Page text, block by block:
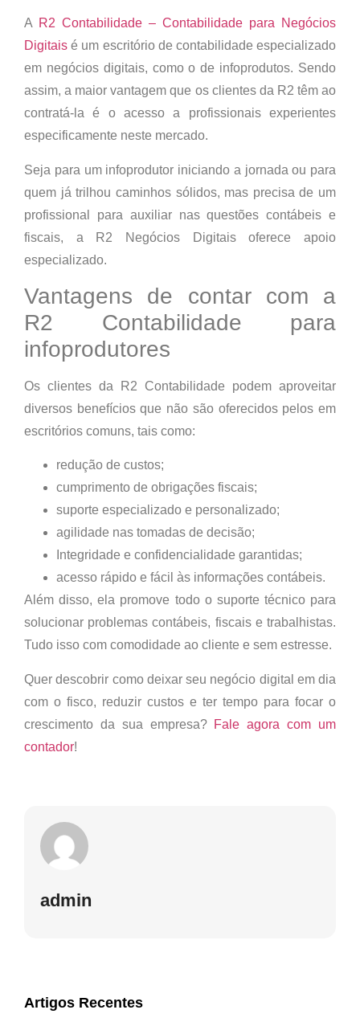
A R2 Contabilidade – Contabilidade para Negócios
Digitais é um escritório de contabilidade especializado
em negócios digitais, como o de infoprodutos. Sendo
assim, a maior vantagem que os clientes da R2 têm ao
contratá-la é o acesso a profissionais experientes
especificamente neste mercado.
Seja para um infoprodutor iniciando a jornada ou para
quem já trilhou caminhos sólidos, mas precisa de um
profissional para auxiliar nas questões contábeis e
fiscais, a R2 Negócios Digitais oferece apoio
especializado.
Vantagens de contar com a
R2 Contabilidade para
infoprodutores
Os clientes da R2 Contabilidade podem aproveitar
diversos benefícios que não são oferecidos pelos em
escritórios comuns, tais como:
redução de custos;
cumprimento de obrigações fiscais;
suporte especializado e personalizado;
agilidade nas tomadas de decisão;
Integridade e confidencialidade garantidas;
acesso rápido e fácil às informações contábeis.
Além disso, ela promove todo o suporte técnico para
solucionar problemas contábeis, fiscais e trabalhistas.
Tudo isso com comodidade ao cliente e sem estresse.
Quer descobrir como deixar seu negócio digital em dia
com o fisco, reduzir custos e ter tempo para focar o
crescimento da sua empresa? Fale agora com um
contador!
admin
Artigos Recentes